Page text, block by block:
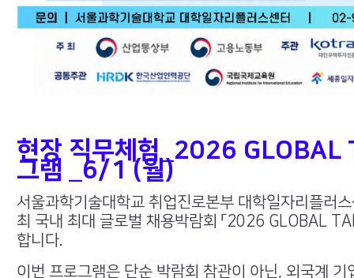
현장 직무체험_ 2026 GLOBAL
그램 _6/1 (월)
서울과학기술대학교 취업진로본부 대학일자리플러
최 국내 최대 글로벌 채용박람회 「2026 GLOBAL
합니다.
이번 프로그램은 단순 박람회 참관이 아닌, 외국계